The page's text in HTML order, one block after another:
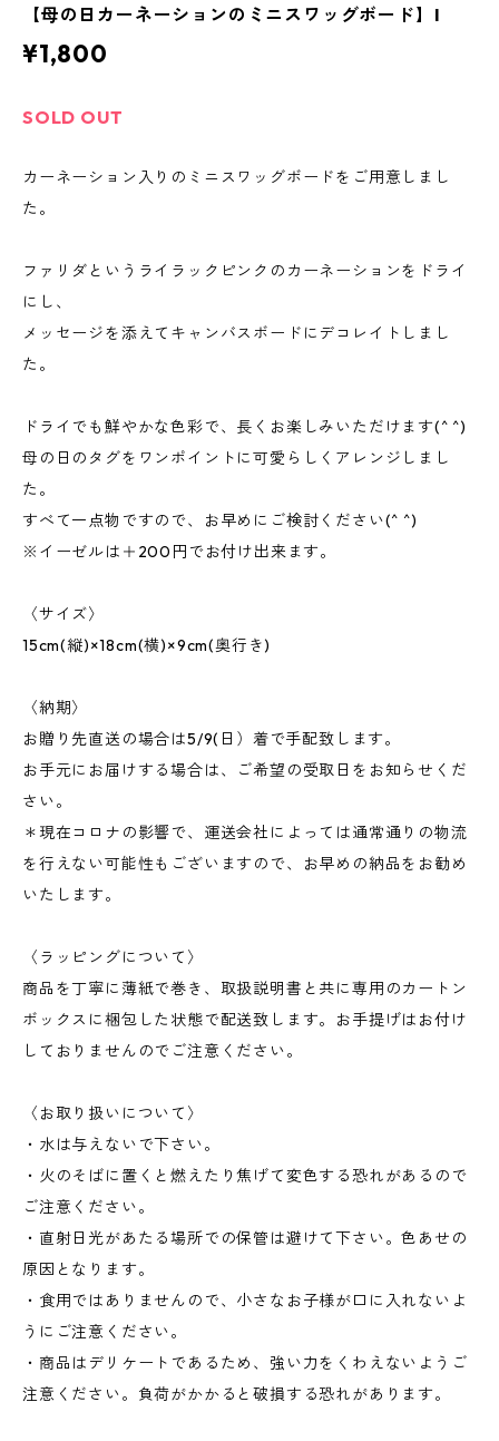
【母の日カーネーションのミニスワッグボード】I
¥1,800
SOLD OUT
カーネーション入りのミニスワッグボードをご用意しまし
た。
ファリダというライラックピンクのカーネーションをドライ
にし、
メッセージを添えてキャンバスボードにデコレイトしまし
た。
ドライでも鮮やかな色彩で、長くお楽しみいただけます(^ ^)
母の日のタグをワンポイントに可愛らしくアレンジしまし
た。
すべて一点物ですので、お早めにご検討ください(^ ^)
※イーゼルは＋200円でお付け出来ます。
〈サイズ〉
15cm(縦)×18cm(横)×9cm(奥行き)
〈納期〉
お贈り先直送の場合は5/9(日）着で手配致します。
お手元にお届けする場合は、ご希望の受取日をお知らせくだ
さい。
＊現在コロナの影響で、運送会社によっては通常通りの物流
を行えない可能性もございますので、お早めの納品をお勧め
いたします。
〈ラッピングについて〉
商品を丁寧に薄紙で巻き、取扱説明書と共に専用のカートン
ボックスに梱包した状態で配送致します。お手提げはお付け
しておりませんのでご注意ください。
〈お取り扱いについて〉
・水は与えないで下さい。
・火のそばに置くと燃えたり焦げて変色する恐れがあるので
ご注意ください。
・直射日光があたる場所での保管は避けて下さい。色あせの
原因となります。
・食用ではありませんので、小さなお子様が口に入れないよ
うにご注意ください。
・商品はデリケートであるため、強い力をくわえないようご
注意ください。負荷がかかると破損する恐れがあります。